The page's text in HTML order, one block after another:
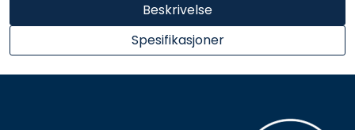
Beskrivelse
Spesifikasjoner